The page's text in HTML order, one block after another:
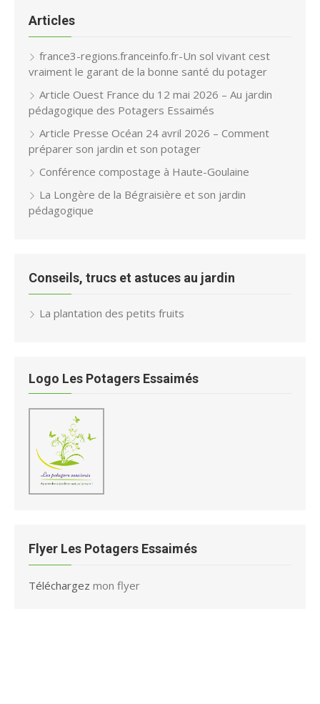
Articles
france3-regions.franceinfo.fr-Un sol vivant cest
vraiment le garant de la bonne santé du potager
Article Ouest France du 12 mai 2026 – Au jardin
pédagogique des Potagers Essaimés
Article Presse Océan 24 avril 2026 – Comment
préparer son jardin et son potager
Conférence compostage à Haute-Goulaine
La Longère de la Bégraisière et son jardin
pédagogique
Conseils, trucs et astuces au jardin
La plantation des petits fruits
Logo Les Potagers Essaimés
Flyer Les Potagers Essaimés
Téléchargez mon flyer